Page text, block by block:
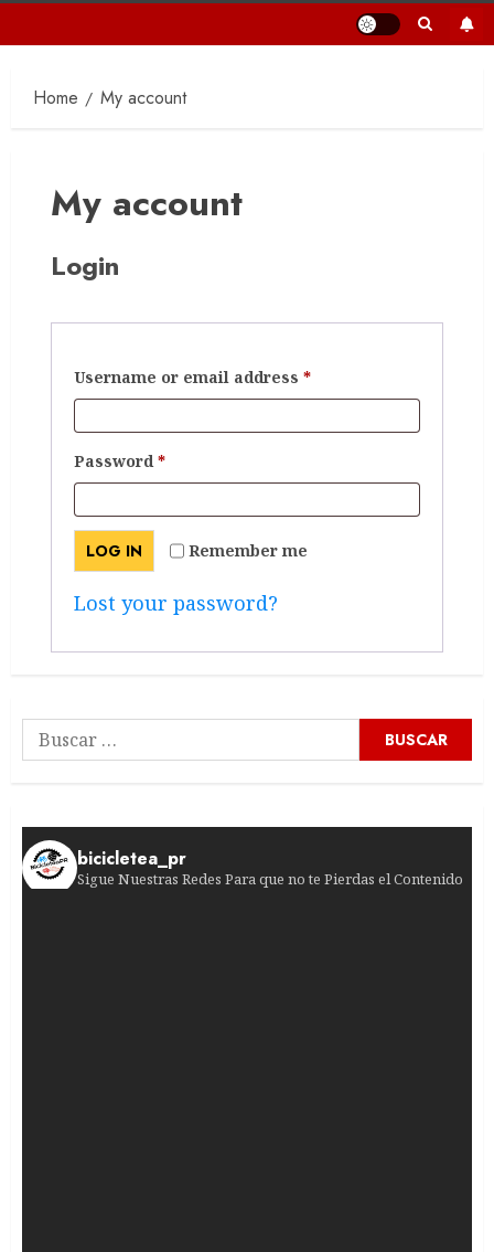
Home My account
My account
Login
Username or email address *Required
Password*Required
Remember me
LOG IN
Lost your password?
Buscar:
bicicletea_pr
Sigue Nuestras Redes Para que no te Pierdas el Contenido